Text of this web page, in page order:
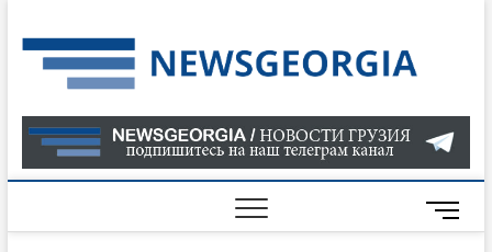
to
content
О
В
ГРУЗИИ
M
e